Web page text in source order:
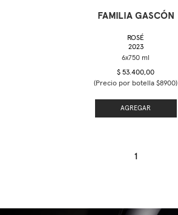
FAMILIA GASCÓN
ROSÉ
2023
$ 53.400,00
(Precio por botella $8900)
AGREGAR
1